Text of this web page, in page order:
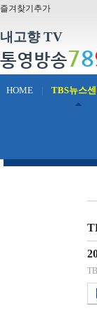
즐겨찾기추가
내고향 TV
통영방송78
HOME TBS뉴스센